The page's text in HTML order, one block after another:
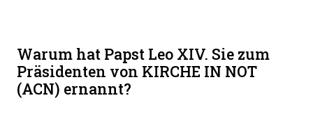
Warum hat Papst Leo XIV. Sie zum
Präsidenten von KIRCHE IN NOT
(ACN) ernannt?